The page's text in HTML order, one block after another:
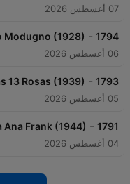
07 أغسطس 2026
1794
-
Modugno (1928)
06 أغسطس 2026
1793
-
13 Rosas (1939)
05 أغسطس 2026
1791
-
Ana Frank (1944)
04 أغسطس 2026